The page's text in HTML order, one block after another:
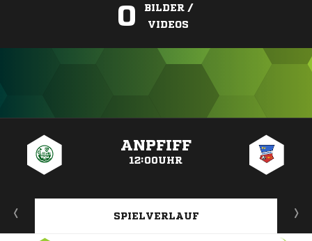
0
BILDER /
VIDEOS
ANPFIFF
12:00UHR
SPIELVERLAUF